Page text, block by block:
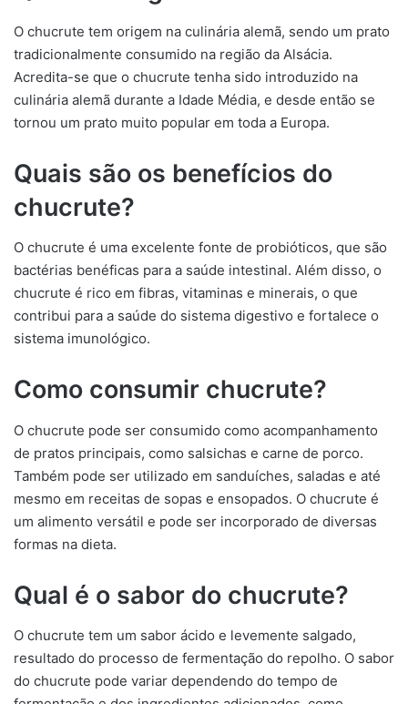
O chucrute tem origem na culinária alemã, sendo um prato
tradicionalmente consumido na região da Alsácia.
Acredita-se que o chucrute tenha sido introduzido na
culinária alemã durante a Idade Média, e desde então se
tornou um prato muito popular em toda a Europa.
Quais são os benefícios do
chucrute?
O chucrute é uma excelente fonte de probióticos, que são
bactérias benéficas para a saúde intestinal. Além disso, o
chucrute é rico em fibras, vitaminas e minerais, o que
contribui para a saúde do sistema digestivo e fortalece o
sistema imunológico.
Como consumir chucrute?
O chucrute pode ser consumido como acompanhamento
de pratos principais, como salsichas e carne de porco.
Também pode ser utilizado em sanduíches, saladas e até
mesmo em receitas de sopas e ensopados. O chucrute é
um alimento versátil e pode ser incorporado de diversas
formas na dieta.
Qual é o sabor do chucrute?
O chucrute tem um sabor ácido e levemente salgado,
resultado do processo de fermentação do repolho. O sabor
do chucrute pode variar dependendo do tempo de